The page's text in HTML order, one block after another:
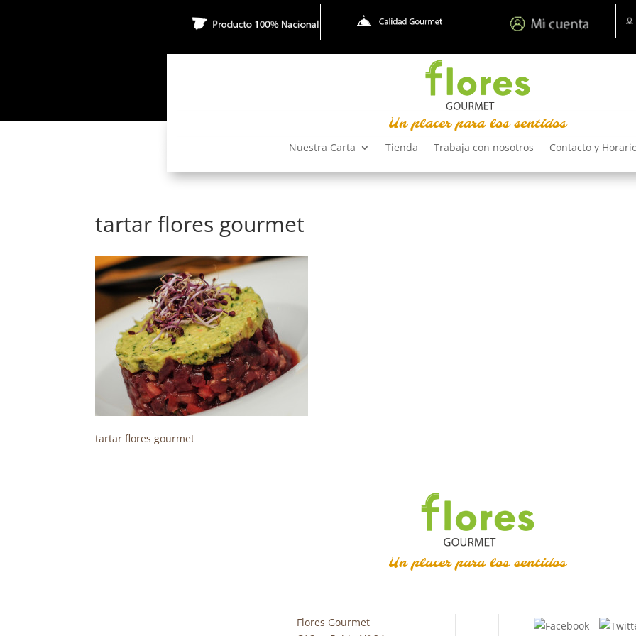
Un placer para los sentidos
Nuestra Carta Tienda Trabaja con nosotros Contacto y
tartar flores gourmet
tartar flores gourmet
Un placer para los sentidos
Flores Gourmet